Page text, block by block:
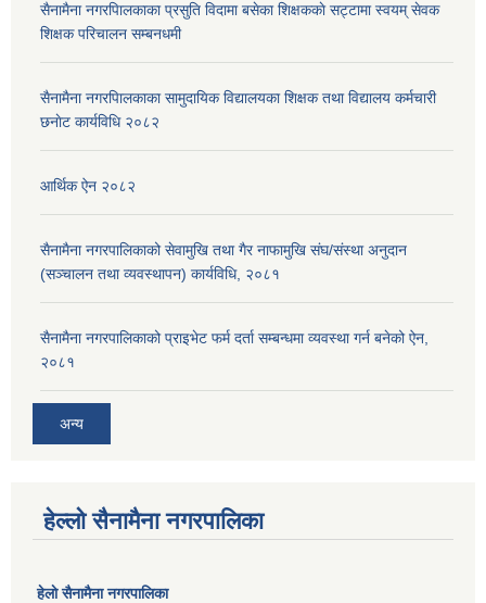
सैनामैना नगरपािलकाका प्रसुति विदामा बसेका शिक्षककाे सट्टामा स्वयम् सेवक
शिक्षक परिचालन सम्बनधमी
सैनामैना नगरपािलकाका सामुदायिक विद्यालयका शिक्षक तथा विद्यालय कर्मचारी
छनाेट कार्यविधि २०८२
आर्थिक ऐन २०८२
सैनामैना नगरपालिकाको सेवामुखि तथा गैर नाफामुखि संघ/संस्था अनुदान
(सञ्चालन तथा व्यवस्थापन) कार्यविधि, २०८१
सैनामैना नगरपालिकाको प्राइभेट फर्म दर्ता सम्बन्धमा व्यवस्था गर्न बनेको ऐन,
२०८१
अन्य
हेल्लो सैनामैना नगरपालिका
हेलाे सैनामैना नगरपालिका